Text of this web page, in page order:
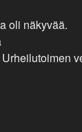
oli näkyvää.